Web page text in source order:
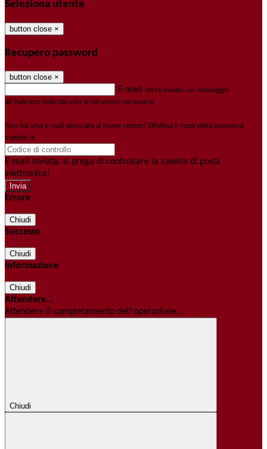
Seleziona utente
button close ×
Recupero password
button close ×
E-mail Verrà inviato un messaggio
all'indirizzo indicato con le istruzioni necessarie.
Non hai una e-mail associata al nome utente? Effettua il reset della password
tramite la
E-mail inviata, si prega di controllare la casella di posta
elettronica!
Errore
Chiudi
Successo
Chiudi
Informazione
Chiudi
Attendere...
Attendere il completamento dell'operazione...
Chiudi